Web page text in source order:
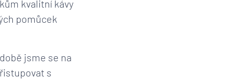
kvalitní kávy
pomůcek
jsme se na
s